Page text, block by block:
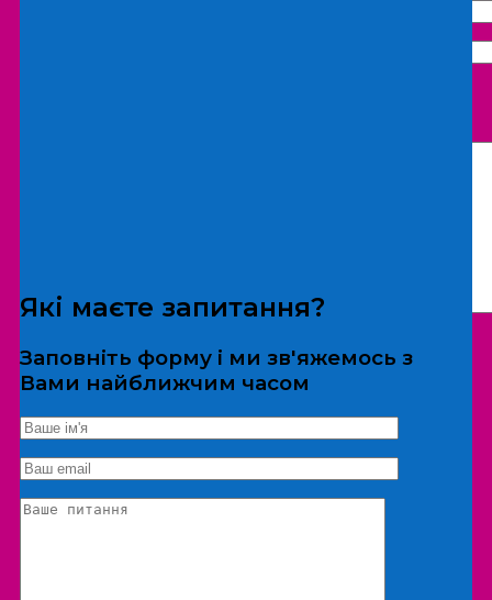
*Дані не передаються третім особам
Екскурсія/локація
Які маєте запитання?
Заповніть форму і ми зв'яжемось з
Вами найближчим часом